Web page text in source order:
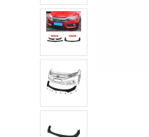
Ropa, calzado y accesorios
Mamá y bebé
Joyería y relojes
Juegos y juguetes
Libros, revistas y comics
Películas, series de tv y